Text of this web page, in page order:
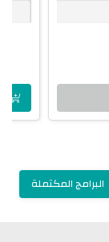
البرامج المكتملة